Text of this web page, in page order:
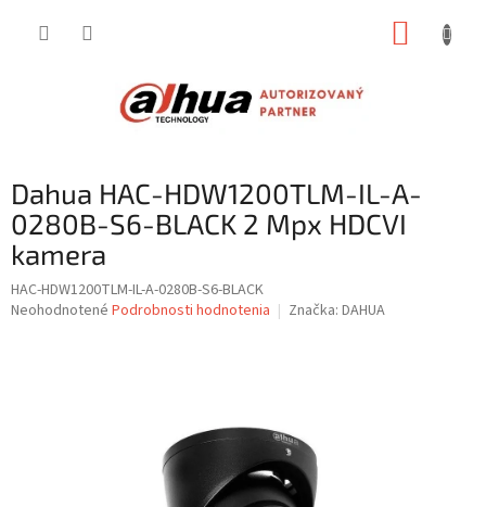
Dahua HAC-HDW1200TLM-IL-A-
0280B-S6-BLACK 2 Mpx HDCVI
kamera
HAC-HDW1200TLM-IL-A-0280B-S6-BLACK
Priemerné
Neohodnotené Podrobnosti hodnotenia Značka: DAHUA